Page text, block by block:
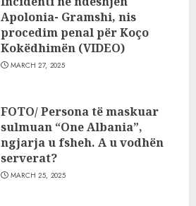
Apolonia- Gramshi, nis
procedim penal për Koço
Kokëdhimën (VIDEO)
MARCH 27, 2025
FOTO/ Persona të maskuar
sulmuan “One Albania”,
ngjarja u fsheh. A u vodhën
serverat?
MARCH 25, 2025